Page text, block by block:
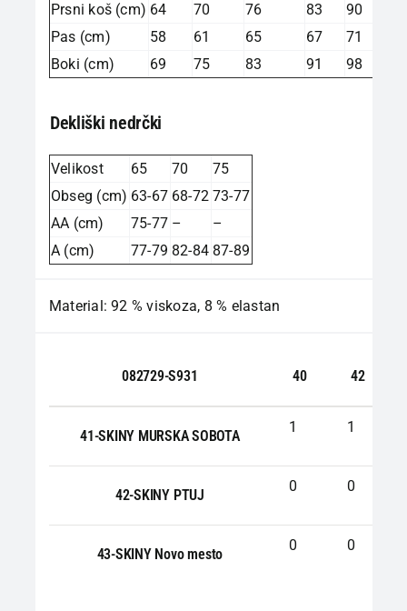
Prsni koš (cm) 64 70 76 83
90
Pas (cm)
58 61 65 67
71
Boki (cm)
69 75 83 91 98
Dekliški nedrčki
Velikost 65 70
75
Obseg (cm) 63-67 68-72 73-77
AA (cm)
75-77 –
–
A (cm)
77-79 82-84 87-89
Material: 92 % viskoza, 8 % elastan
082729-S931 40 42
41-SKINY MURSKA SOBOTA
1 1
42-SKINY PTUJ
0 0
43-SKINY Novo mesto
0 0